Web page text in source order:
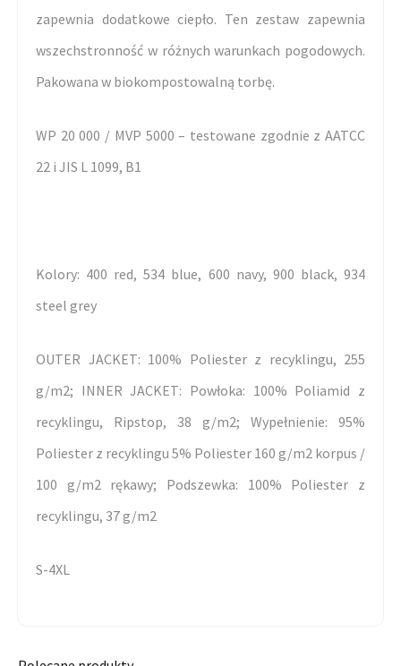
zapewnia dodatkowe ciepło. Ten zestaw zapewnia
wszechstronność w różnych warunkach pogodowych.
Pakowana w biokompostowalną torbę.
WP 20 000 / MVP 5000 – testowane zgodnie z AATCC
22 i JIS L 1099, B1
Kolory: 400 red, 534 blue, 600 navy, 900 black, 934
steel grey
OUTER JACKET: 100% Poliester z recyklingu, 255
g/m2; INNER JACKET: Powłoka: 100% Poliamid z
recyklingu, Ripstop, 38 g/m2; Wypełnienie: 95%
Poliester z recyklingu 5% Poliester 160 g/m2 korpus /
100 g/m2 rękawy; Podszewka: 100% Poliester z
recyklingu, 37 g/m2
S-4XL